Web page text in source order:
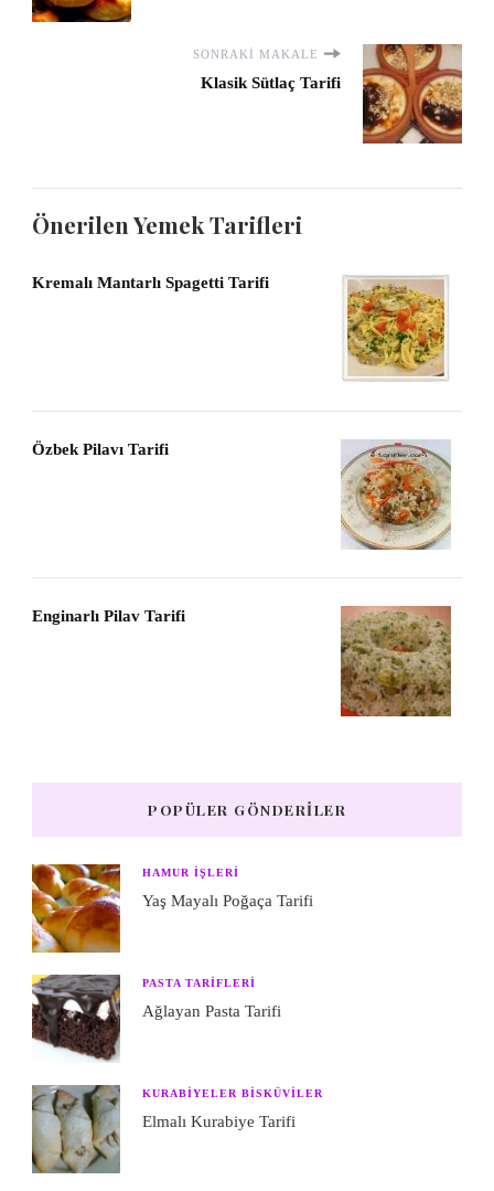
SONRAKI MAKALE
Klasik Sütlaç Tarifi
Önerilen Yemek Tarifleri
Kremalı Mantarlı Spagetti Tarifi
Özbek Pilavı Tarifi
Enginarlı Pilav Tarifi
POPÜLER GÖNDERILER
HAMUR IŞLERI
Yaş Mayalı Poğaça Tarifi
PASTA TARIFLERI
Ağlayan Pasta Tarifi
KURABIYELER BISKÜVILER
Elmalı Kurabiye Tarifi